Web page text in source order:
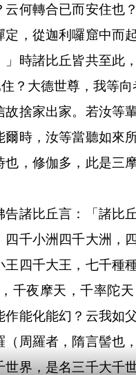
何轉合已而安住也
，從迦利囉窟中而
時諸比丘皆共至此
？大德世尊，我等向
捨家出家。若汝等
時，汝等當聽如來
，修伽多，此是三
諸比丘言：「諸比
千小洲四千大洲，
四千大王，七千種
千夜摩天，千率陀
能化能幻？云我如
周羅者，隋言髻也
界，是名三千大千